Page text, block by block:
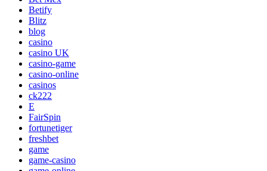
Betify
Blitz
blog
casino
casino UK
casino-game
casino-online
casinos
ck222
E
FairSpin
fortunetiger
freshbet
game
game-casino